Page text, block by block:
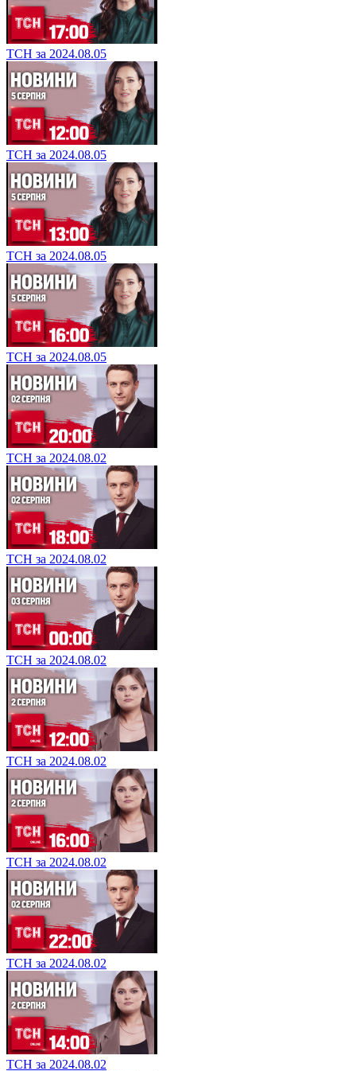
ТСН за 2024.08.05
ТСН за 2024.08.05
ТСН за 2024.08.05
ТСН за 2024.08.05
ТСН за 2024.08.02
ТСН за 2024.08.02
ТСН за 2024.08.02
ТСН за 2024.08.02
ТСН за 2024.08.02
ТСН за 2024.08.02
ТСН за 2024.08.02